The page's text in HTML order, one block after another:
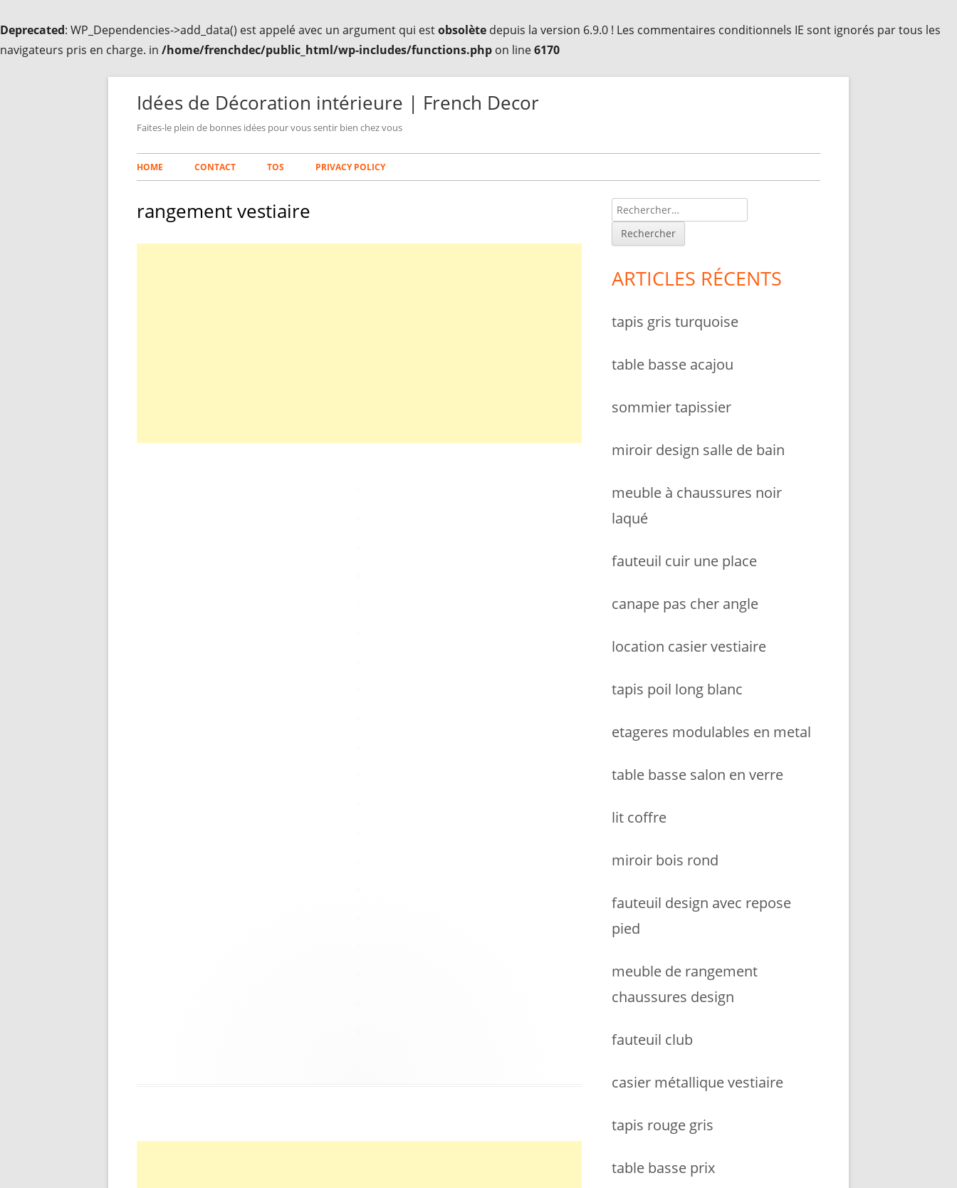
Deprecated: WP_Dependencies->add_data() est appelé avec un argument qui estobsolète depuis la version 6.9.0 ! Les commentaires conditionnels IE sont ignorés par tous les
navigateurs pris en charge. in /home/frenchdec/public_html/wp-includes/functions.php on line6170
Idées de Décoration intérieure | French Decor
Faites-le plein de bonnes idées pour vous sentir bien chez vous
Menu
HOME CONTACT TOS PRIVACY POLICY
rangement vestiaire
Colonne
latérale
principale
R
e
c
e
h
r
:
ARTICLES RÉCENTS
tapis gris turquoise
table basse acajou
sommier tapissier
miroir design salle de bain
meuble à chaussures noir
laqué
fauteuil cuir une place
canape pas cher angle
location casier vestiaire
tapis poil long blanc
etageres modulables en metal
table basse salon en verre
lit coffre
miroir bois rond
fauteuil design avec repose
pied
meuble de rangement
chaussures design
fauteuil club
casier métallique vestiaire
tapis rouge gris
table basse prix